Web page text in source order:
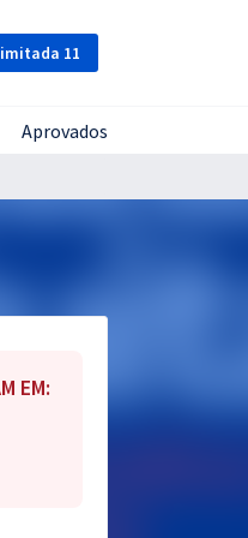
11
Aprovados
EM: